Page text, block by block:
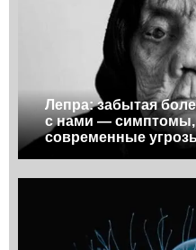
Лепра: забытая
с нами —
современные